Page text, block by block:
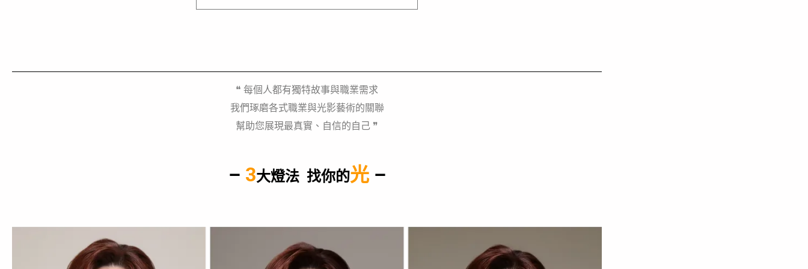
❝每個人都有獨特故事與職業需求
我們琢磨各式職業與光影藝術的關聯
幫助您展現最真實、自信的自己 ❞
– 3大燈法 找你的光 –